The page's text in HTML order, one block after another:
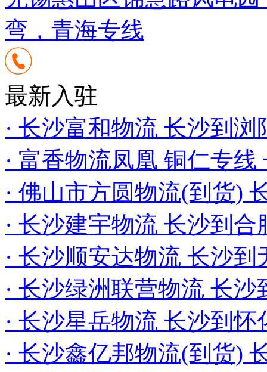
弯，青海专线
最新入驻
· 长沙富和物流 长沙到
· 富香物流凤凰 铜仁专
· 佛山市方圆物流(到货)
· 长沙建宇物流 长沙到
· 长沙顺安达物流 长沙
· 长沙绿洲联营物流 长
· 长沙星岳物流 长沙到怀
· 长沙鑫亿邦物流(到货)